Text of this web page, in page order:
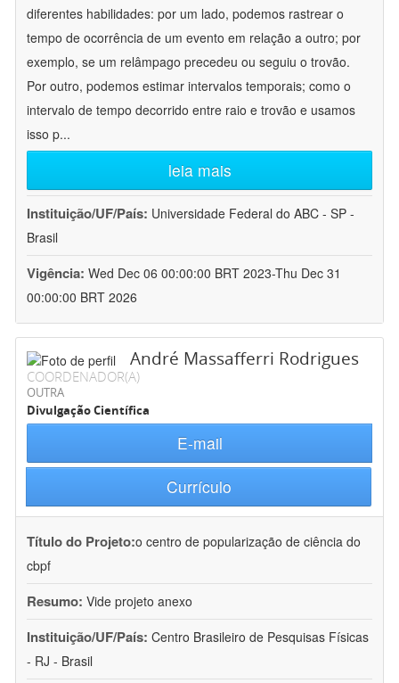
diferentes habilidades: por um lado, podemos rastrear o
tempo de ocorrência de um evento em relação a outro; por
exemplo, se um relâmpago precedeu ou seguiu o trovão.
Por outro, podemos estimar intervalos temporais; como o
intervalo de tempo decorrido entre raio e trovão e usamos
isso p...
leia mais
Instituição/UF/País: Universidade Federal do ABC - SP -
Brasil
Vigência: Wed Dec 06 00:00:00 BRT 2023-Thu Dec 31
00:00:00 BRT 2026
André Massafferri Rodrigues
COORDENADOR(A)
OUTRA
Divulgação Científica
E-mail
Currículo
Título do Projeto:o centro de popularização de ciência do
cbpf
Resumo: Vide projeto anexo
Instituição/UF/País: Centro Brasileiro de Pesquisas Físicas
- RJ - Brasil